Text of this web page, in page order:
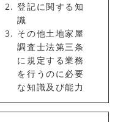
登記に関する知
識
その他土地家屋
調査士法第三条
に規定する業務
を行うのに必要
な知識及び能力